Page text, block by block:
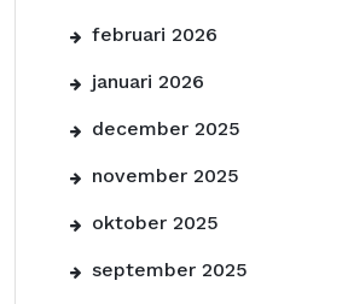
februari 2026
januari 2026
december 2025
november 2025
oktober 2025
september 2025